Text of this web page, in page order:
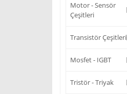
Motor - Sensör
Çeşitleri
Transistör Çeşitleri
Mosfet - IGBT
Tristör - Triyak